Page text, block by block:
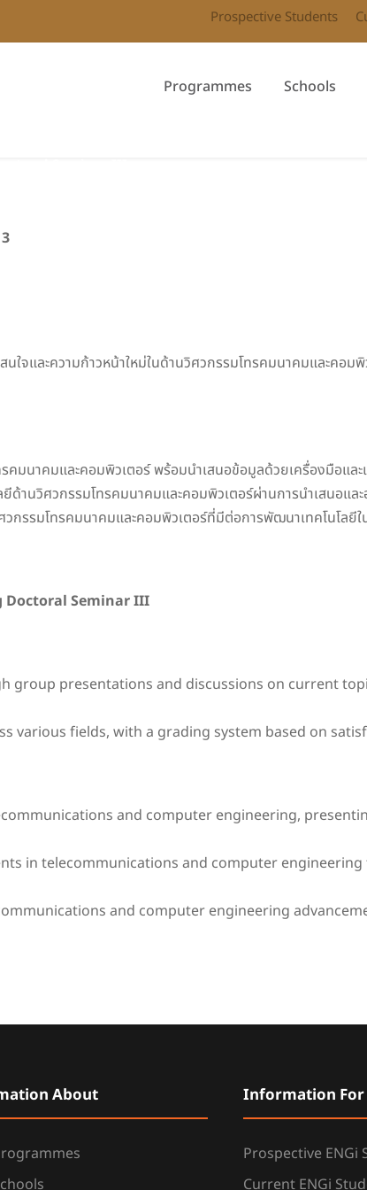
Prospective Students
Programmes Schools
ใจและความก้าวหน้าใหม่ในด้านวิศวกรรมโทรคมนาคมและคอ
คมนาคมและคอมพิวเตอร์ พร้อมนำเสนอข้อมูลด้วยเครื่องมือและ
ด้านวิศวกรรมโทรคมนาคมและคอมพิวเตอร์ผ่านการนำเสนอแล
กรรมโทรคมนาคมและคอมพิวเตอร์ที่มีต่อการพัฒนาเทคโนโลยีใ
Doctoral Seminar III
group presentations and discussions on current
various fields, with a grading system based on
and computer engineering,
in telecommunications and computer
and computer engineering
About Information For
Prospective ENGi
Current ENGi